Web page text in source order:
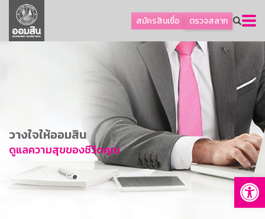
สมัครสินเชื่อ ตรวจสลาก
ลูกค้าธุรกิจ
ลูกค้าผู้ประกอบรายย่อย
การพัฒนาที่ยั่งยืน
ข่าวสาร
บริการทางการเงิน
อื่นๆ
วางใจให้ออมสิน
ดูแลความสุขของชีวิตคุณ